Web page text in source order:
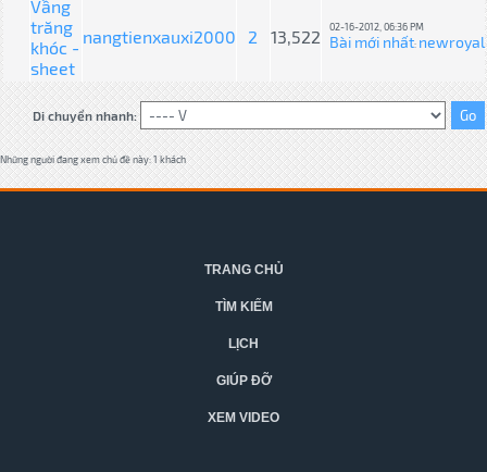
Vầng
trăng
khóc -
sheet
nangtienxauxi2000 2 13,522 02-16-2012, 06:36 PM
Bài mới nhất: newroyal
Di chuyển nhanh:
Những người đang xem chủ đề này: 1 khách
TRANG CHỦ
TÌM KIẾM
LỊCH
GIÚP ĐỠ
XEM VIDEO